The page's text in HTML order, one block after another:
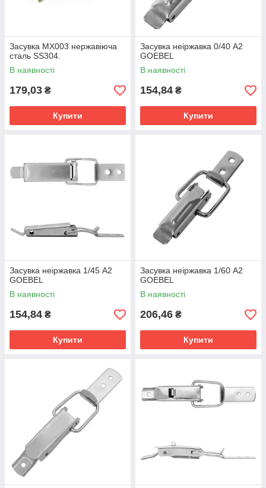
Засувка MX003 нержавіюча
сталь SS304.
В наявності
179,03 ₴
Купити
Засувка неіржавка 0/40 А2
GOEBEL
В наявності
154,84 ₴
Купити
Засувка неіржавка 1/45 A2
GOEBEL
В наявності
154,84 ₴
Купити
Засувка неіржавка 1/60 А2
GOEBEL
В наявності
206,46 ₴
Купити